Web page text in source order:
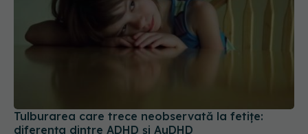
diferența dintre ADHD și AuDHD
05 mai 2026, 11:38